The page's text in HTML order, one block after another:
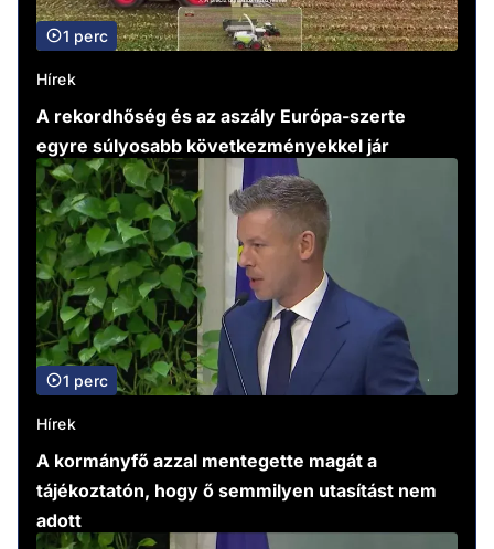
1 perc
Hírek
A rekordhőség és az aszály Európa-szerte
egyre súlyosabb következményekkel jár
1 perc
Hírek
A kormányfő azzal mentegette magát a
tájékoztatón, hogy ő semmilyen utasítást nem
adott